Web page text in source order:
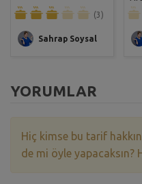
(3)
Sahrap Soysal
YORUMLAR
Hiç kimse bu tarif
de mi öyle yapacaksın?